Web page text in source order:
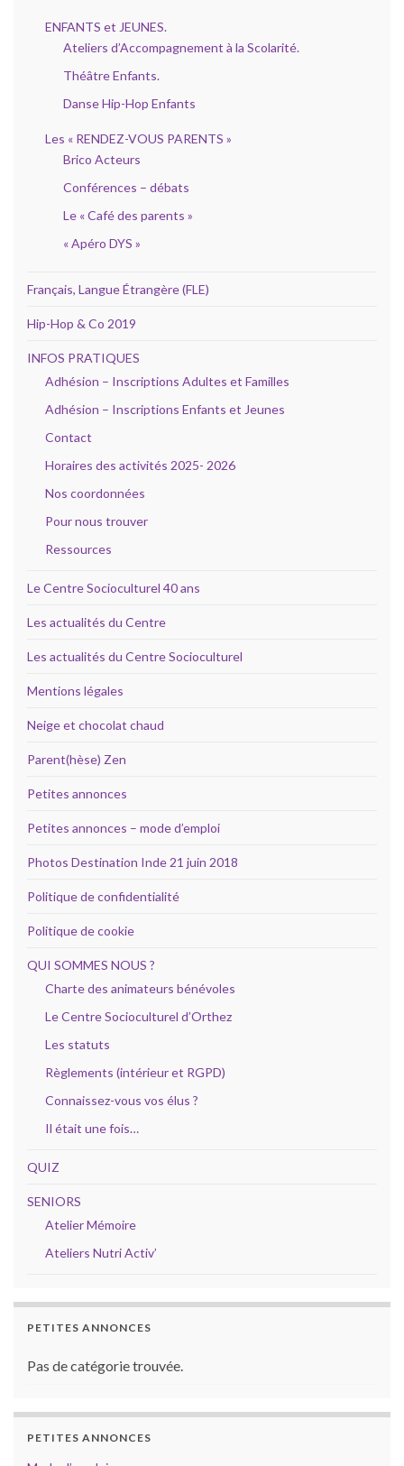
ENFANTS et JEUNES.
Ateliers d’Accompagnement à la Scolarité.
Théâtre Enfants.
Danse Hip-Hop Enfants
Les « RENDEZ-VOUS PARENTS »
Brico Acteurs
Conférences – débats
Le « Café des parents »
« Apéro DYS »
Français, Langue Étrangère (FLE)
Hip-Hop & Co 2019
INFOS PRATIQUES
Adhésion – Inscriptions Adultes et Familles
Adhésion – Inscriptions Enfants et Jeunes
Contact
Horaires des activités 2025- 2026
Nos coordonnées
Pour nous trouver
Ressources
Le Centre Socioculturel 40 ans
Les actualités du Centre
Les actualités du Centre Socioculturel
Mentions légales
Neige et chocolat chaud
Parent(hèse) Zen
Petites annonces
Petites annonces – mode d’emploi
Photos Destination Inde 21 juin 2018
Politique de confidentialité
Politique de cookie
QUI SOMMES NOUS ?
Charte des animateurs bénévoles
Le Centre Socioculturel d’Orthez
Les statuts
Règlements (intérieur et RGPD)
Connaissez-vous vos élus ?
Il était une fois…
QUIZ
SENIORS
Atelier Mémoire
Ateliers Nutri Activ’
PETITES ANNONCES
Pas de catégorie trouvée.
PETITES ANNONCES